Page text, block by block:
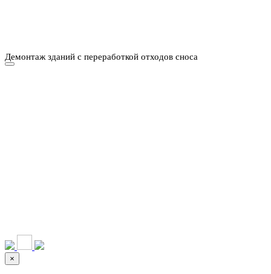
Демонтаж зданий с переработкой отходов сноса
×